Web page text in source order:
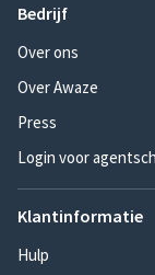
Bedrijf
Over ons
Over Awaze
Press
Login voor
Klantinformatie
Hulp